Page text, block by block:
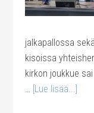
jalkapallossa
kisoissa
kirkon joukkue
… [Lue lisää...]